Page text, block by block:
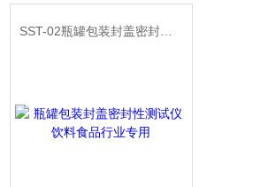
SST-02瓶罐包装封盖密封性测试仪饮料食品行业专用